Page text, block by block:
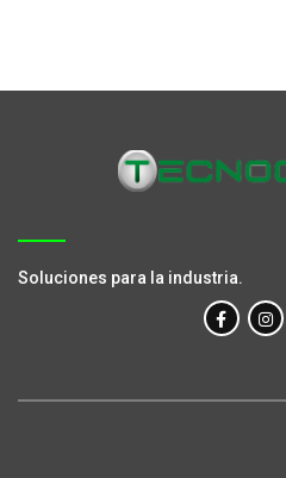
Soluciones para la industria.